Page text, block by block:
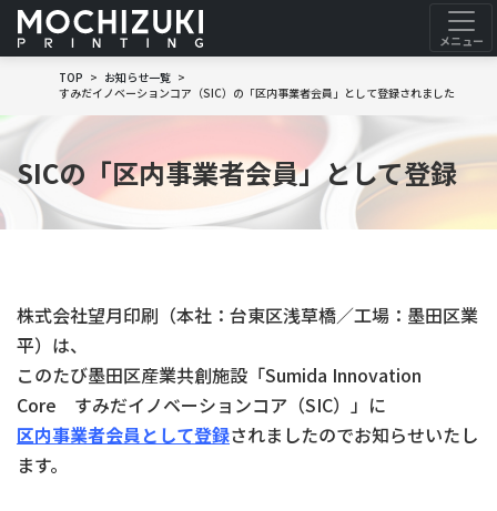
TOP
お知らせ一覧
すみだイノベーションコア（SIC）の「区内事業者会員」として登録されました
SICの「区内事業者会員」として登録
株式会社望月印刷（本社：台東区浅草橋／工場：墨田区業
平）は、
このたび墨田区産業共創施設「Sumida Innovation
Core すみだイノベーションコア（SIC）」に
区内事業者会員として登録されましたのでお知らせいたし
ます。